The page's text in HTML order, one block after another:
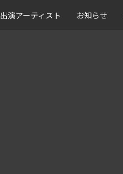
出演アーティスト お知らせ